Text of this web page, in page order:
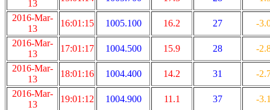
13
2016-Mar-
13
16:01:15 1005.100 16.2 27
-
2016-Mar-
13
17:01:17 1004.500 15.9 28
-
2016-Mar-
13
18:01:16 1004.400 14.2 31
-
2016-Mar-
13
19:01:12 1004.900 11.1 37
-